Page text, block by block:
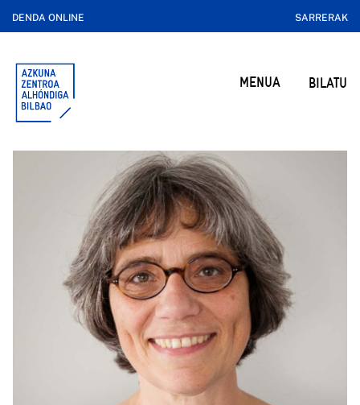
DENDA ONLINE SARRERAK
MENUA BILATU